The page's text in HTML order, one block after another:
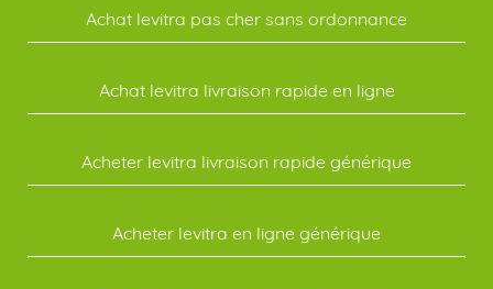
Achat levitra pas cher sans ordonnance
Achat levitra livraison rapide en ligne
Acheter levitra livraison rapide générique
Acheter levitra en ligne générique